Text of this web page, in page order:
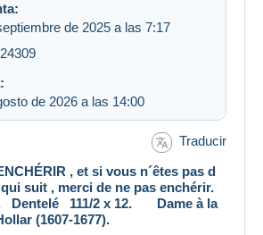
de 2025 a las 7:17
de 2026 a las 14:00
Traducir
, et si vous n´êtes pas d
suit , merci de ne pas enchérir.
Dentelé 111/2 x 12. Dame à la
(1607-1677).